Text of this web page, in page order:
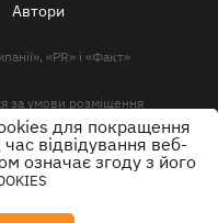
Автори
«PR» і «Факт»
за умови розміщення
абзаці.
для покращення
відвідування веб-
означає згоду з його